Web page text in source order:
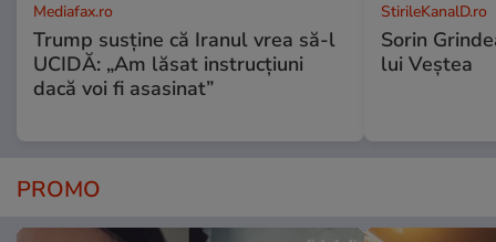
Mediafax.ro
Trump susține că Iranul vrea să-l
UCIDĂ: „Am lăsat instrucțiuni
dacă voi fi asasinat”
StirileKanalD.ro
Sorin
lui Veștea
PROMO